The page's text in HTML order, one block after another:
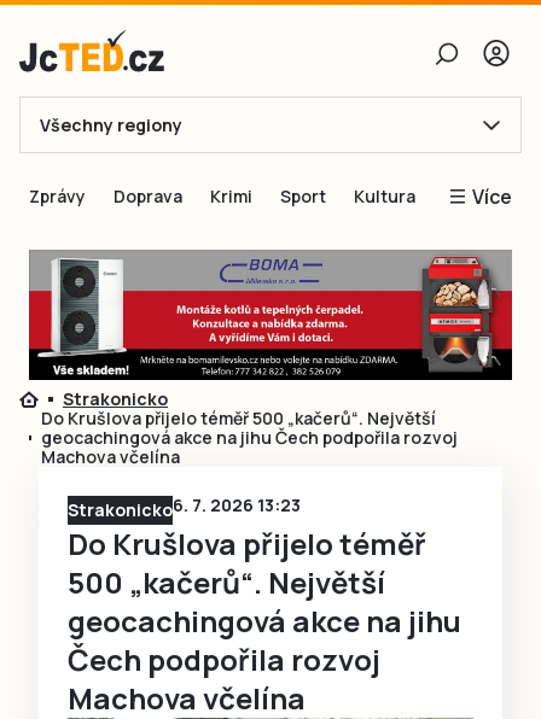
E-mail
Obnovit heslo
Přihlásit se
Přihlásit se přes Facebook
Ještě nemám účet, chci se
Registrovat
Všechny regiony
Zprávy Doprava Krimi Sport Kultura Více
Blogy
Inspirace
Čtenáři píší
Speciální přílohy
Strakonicko
Do Krušlova přijelo téměř 500 „kačerů“. Největší
geocachingová akce na jihu Čech podpořila rozvoj
Machova včelína
Strakonicko6. 7. 2026 13:23
Do Krušlova přijelo téměř
500 „kačerů“. Největší
geocachingová akce na jihu
Čech podpořila rozvoj
Machova včelína